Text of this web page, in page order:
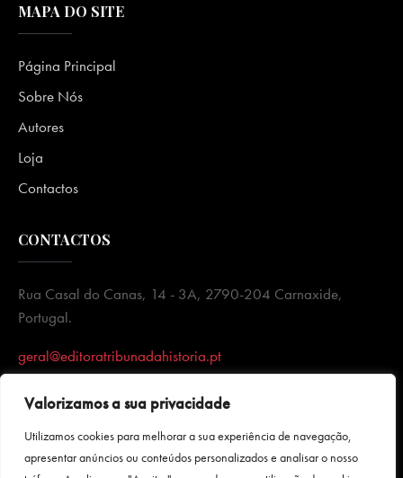
Valorizamos a sua privacidade
Utilizamos cookies para melhorar a sua experiência de navegação,
apresentar anúncios ou conteúdos personalizados e analisar o nosso
MAPA DO SITE
Página Principal
Sobre Nós
Autores
Loja
Contactos
CONTACTOS
Rua Casal do Canas, 14 - 3A, 2790-204 Carnaxide,
Portugal.
geral@editoratribunadahistoria.pt